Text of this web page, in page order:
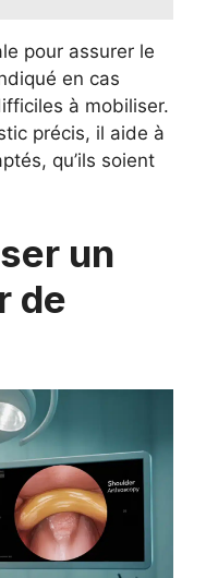
pour assurer le
en cas
à mobiliser.
précis, il aide à
qu’ils soient
un
de